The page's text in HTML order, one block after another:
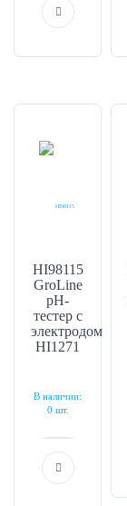
HI98115
GroLine
pH-
тестер c
электродом
HI1271
В наличии:
0 шт.